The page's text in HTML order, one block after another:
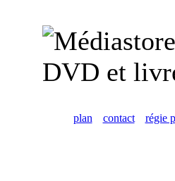
DVD et
plan contact régie